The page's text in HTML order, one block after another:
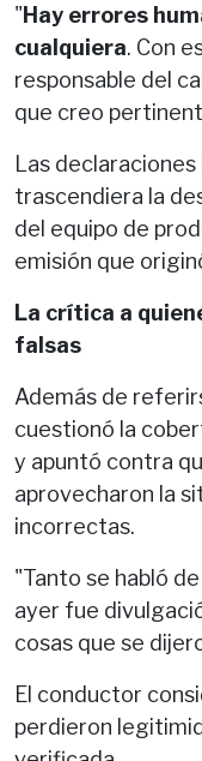
"Hay errores
cualquiera. Con
responsable del
que creo
Las
trascendiera la
del equipo de
emisión que
La crítica a
falsas
Además de
cuestionó la
y apuntó contra
aprovecharon la
incorrectas.
"Tanto se habló
ayer fue
cosas que se
El conductor
perdieron